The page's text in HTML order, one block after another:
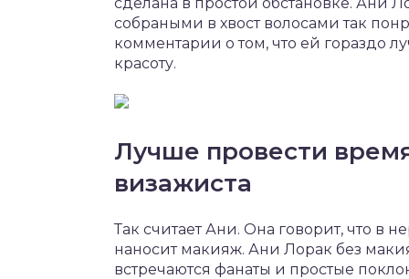
собраными в хвост волосами так
комментарии о том, что ей гораздо
красоту.
Лучше провести
визажиста
Так считает Ани. Она говорит, что в
наносит макияж. Ани Лорак без
встречаются фанаты и простые